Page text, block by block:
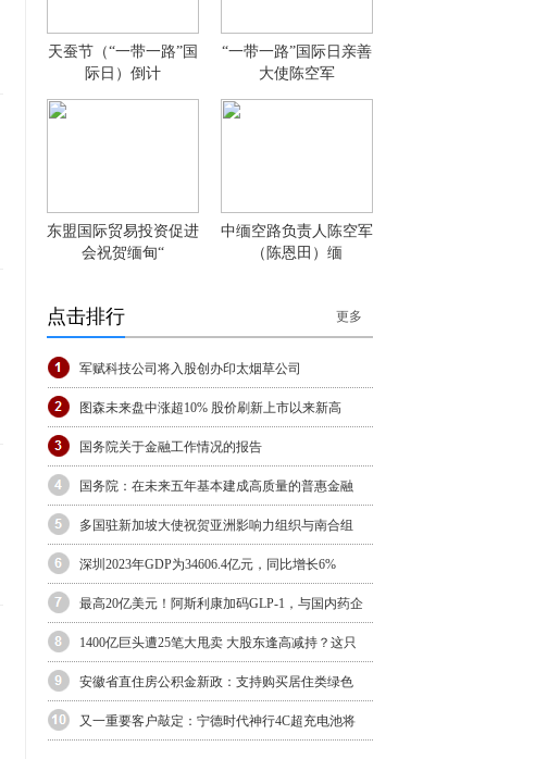
天蚕节（“一带一路”国
际日）倒计
“一带一路”国际日亲善
大使陈空军
东盟国际贸易投资促进
会祝贺缅甸“
中缅空路负责人陈空军
（陈恩田）缅
点击排行 更多
军赋科技公司将入股创办印太烟草公司
图森未来盘中涨超10% 股价刷新上市以来新高
国务院关于金融工作情况的报告
国务院：在未来五年基本建成高质量的普惠金融
多国驻新加坡大使祝贺亚洲影响力组织与南合组
深圳2023年GDP为34606.4亿元，同比增长6%
最高20亿美元！阿斯利康加码GLP-1，与国内药企
1400亿巨头遭25笔大甩卖 大股东逢高减持？这只
安徽省直住房公积金新政：支持购买居住类绿色
又一重要客户敲定：宁德时代神行4C超充电池将